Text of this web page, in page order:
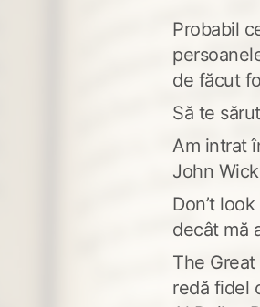
Probabil
de făcut
Să te sărut
Am intrat
John
Don’t
decât mă
The
redă fidel